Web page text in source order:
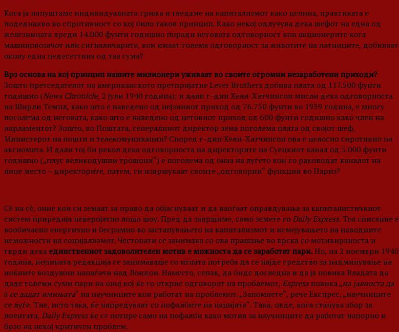
Кога ја напуштаме индивидуалната грижа и гледаме на капитализмот како целина, практиката е
подеднакво во спротивност со кој било таков принцип. Како некој одлучува дека шефот на една од
железницата вреди 14.000 фунти годишно поради неговата одговорност кон акционерите кога
машиновозачот или сигналичарите, кои имаат голема одговорност за животите на патниците, добиваат
околу една педесеттина од таа сума?
Врз основа на кој принцип нашите милионери уживаат во своите огромни незаработени приходи?
Зошто претседателот на американското претпријатие Lever Brothers добива плата од 117.500 фунти
годишно (News Chronicle, 2 јули 1940 година); и дали г-дин Хели-Хатчинсон мисли дека одговорноста
на Ширли Темпл, како што е наведено од нејзиниот приход од 76.750 фунти во 1939 година, е многу
поголема од неговата, како што е наведено од неговиот приход од 600 фунти годишно како член на
парламентот? Зошто, во Поштата, генералниот директор зема поголема плата од својот шеф,
Министерот на пошти и телекомуникации? Според г-дин Хели-Хатчинсон ова е целосно спротивно на
аксиомата. И дали тој би рекол дека одговорноста на директорите на Суецкиот канал од 5.000 фунти
годишно („плус великодушни трошоци“) е поголема од онаа на луѓето кои го раководат каналот на
лице место – директорите, патем, ги извршуваат своите „одговорни“ функции во Париз?
Сè на сè, оние кои си земаат за право да објаснуваат и да наоѓаат оправдувања за капиталистичкиот
систем приредија неверојатно лошо шоу. Пред да завршиме, само земете гоDaily Express. Тоа списание е
вообичаено енергично и бесрамно во застапувањето на капитализмот и исмејувањето на наводните
неможности на социјализмот. Честопати се занимава со ова прашање во врска со мотивираноста и
тврди дека единствениот задоволителен мотив е можноста да се заработат пари. Но, на 2 ноември 1940
година, нејзината редакција се занимаваше со итната потреба да се најде средство за надминување на
ноќните воздушни напаѓачи над Лондон. Наместо, сепак, да биде доследна и да ја повика Владата да
даде големи суми пари на оној кој ќе го открие одговорот на проблемот, Expressповика „на јавноста да
ѝ се дадат имињата“ на научниците кои работат на проблемот. „Запомнете“, рече Експрес, „научниците
се луѓе. Тие, исто така, ќе напредуваат со пофалбите на нацијата“. Така, овде, кога станува збор за
поентата, Daily Expressќе се потпре само на пофалби како мотив за научниците да работат напорно и
брзо на некој критичен проблем.